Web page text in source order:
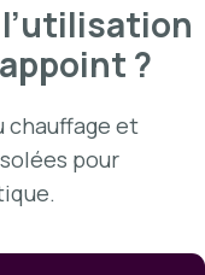
?
chauffage et
pour